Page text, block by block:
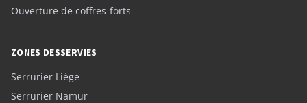
Ouverture de coffres-forts
ZONES DESSERVIES
Serrurier Liège
Serrurier Namur